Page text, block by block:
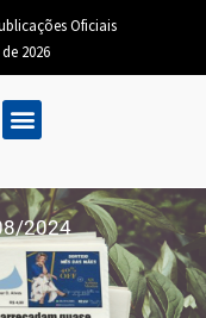
Oficiais
2026
2024